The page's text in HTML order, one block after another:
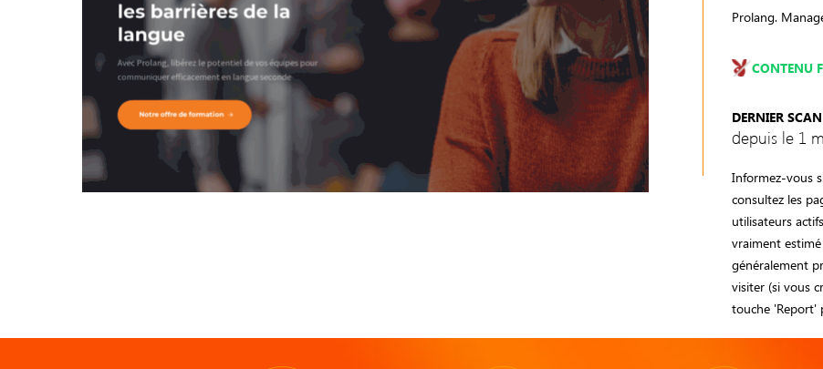
Prolang.
CONTENU
DERNIER SCAN
depuis le 1
Informez-vous
consultez les
utilisateurs
vraiment
généralement
visiter (si vous
touche 'Report'